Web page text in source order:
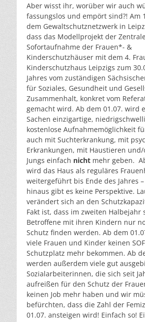
Aber wisst ihr, worüber wir auch
fassungslos und empört sind?! Am
dem Gewaltschutznetzwerk in
dass das Modellprojekt der
Sofortaufnahme der Frauen*- &
Kinderschutzhäuser mit dem 4.
Kinderschutzhaus Leipzigs zum
Jahres vom zuständigen
für Soziales, Gesundheit und
Zusammenhalt, konkret vom
gemacht wird. Ab dem 01.07. wird
Sachen einzigartige,
kostenlose Aufnahmemöglichkeit
auch mit Suchterkrankung, mit
Erkrankungen, mit Haustieren
Jungs einfach nicht mehr geben.
wird das Haus als reguläres
weitergeführt bis Ende des Jahres
hinaus gibt es keine Perspektive.
verändert sich an den
Fakt ist, dass im zweiten Halbejahr
Betroffene mit ihren Kindern nur
Schutz finden werden. Ab dem
viele Frauen und Kinder keinen
Schutzplatz mehr bekommen. Ab
werden außerdem viele gut
Sozialarbeiterinnen, die sich seit
aufreißen für den Schutz der
keinen Job mehr haben und wir
befürchten, dass die Zahl der
01.07. ansteigen wird! Einfach so!